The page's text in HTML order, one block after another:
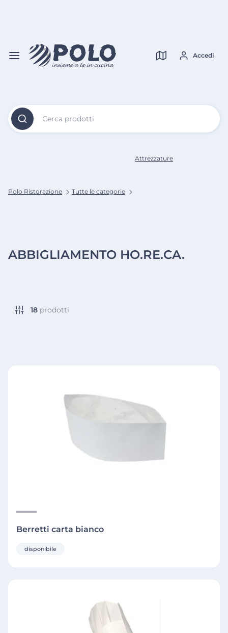
Cerca prodotti
Accedi
Polo Ristorazione Tutte le categorie
Attrezzature
ABBIGLIAMENTO HO.RE.CA.
18 prodotti
Berretti carta bianco
disponibile